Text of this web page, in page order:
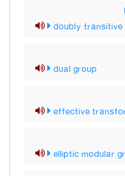
doubly
dual group
effective
elliptic modular